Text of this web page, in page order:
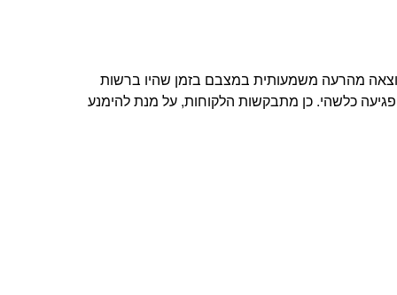
מהרעה משמעותית במצבם בזמן שהיו ברשות
כלשהי. כן מתבקשות הלקוחות, על מנת להימנע